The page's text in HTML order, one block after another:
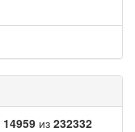
14959 из 232332